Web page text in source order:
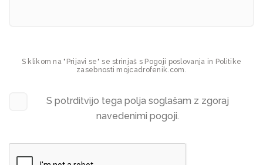
S klikom na "Prijavi se" se strinjaš s Pogoji poslovanja in Politike
zasebnosti mojcadrofenik.com.
S potrditvijo tega polja soglašam z zgoraj
navedenimi pogoji.